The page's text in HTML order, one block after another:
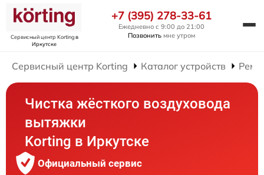
Сервисный центр Kortingв
Иркутске
+7 (395) 278-33-61
Ежедневно с 9:00 до 21:00
Позвонить мне утром
Сервисный центр Korting Каталог устройств
Чистка жёсткого воздуховода
вытяжки
Korting в Иркутске
Официальный сервис